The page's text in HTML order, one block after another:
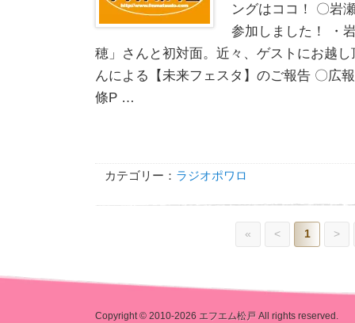
ングはココ！ 〇岩
参加しました！ ・
穂」さんと初対面。近々、ゲストにお越
んによる【未来フェスタ】のご報告 〇広
條P …
カテゴリー： ラジオポワロ
« < 1 >
Copyright © 2010-2026 エフエム松戸 All rights reserved.